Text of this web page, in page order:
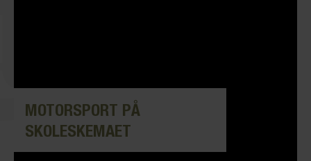
MOTORSPORT PÅ
SKOLESKEMAET